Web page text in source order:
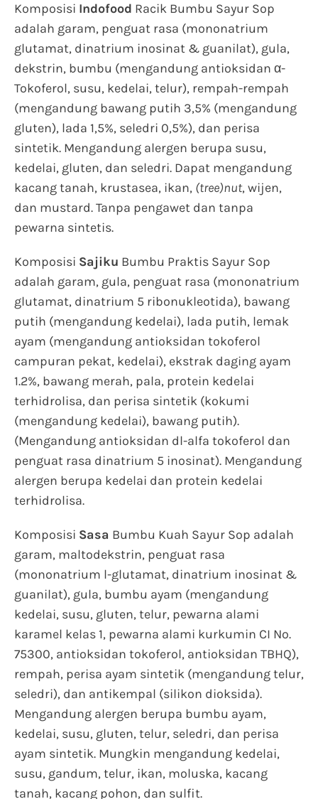
Komposisi Indofood Racik Bumbu Sayur Sop
adalah garam, penguat rasa (mononatrium
glutamat, dinatrium inosinat & guanilat), gula,
dekstrin, bumbu (mengandung antioksidan α-
Tokoferol, susu, kedelai, telur), rempah-rempah
(mengandung bawang putih 3,5% (mengandung
gluten), lada 1,5%, seledri 0,5%), dan perisa
sintetik. Mengandung alergen berupa susu,
kedelai, gluten, dan seledri. Dapat mengandung
kacang tanah, krustasea, ikan, (tree)nut, wijen,
dan mustard. Tanpa pengawet dan tanpa
pewarna sintetis.
Komposisi Sajiku Bumbu Praktis Sayur Sop
adalah garam, gula, penguat rasa (mononatrium
glutamat, dinatrium 5 ribonukleotida), bawang
putih (mengandung kedelai), lada putih, lemak
ayam (mengandung antioksidan tokoferol
campuran pekat, kedelai), ekstrak daging ayam
1.2%, bawang merah, pala, protein kedelai
terhidrolisa, dan perisa sintetik (kokumi
(mengandung kedelai), bawang putih).
(Mengandung antioksidan dl-alfa tokoferol dan
penguat rasa dinatrium 5 inosinat). Mengandung
alergen berupa kedelai dan protein kedelai
terhidrolisa.
Komposisi Sasa Bumbu Kuah Sayur Sop adalah
garam, maltodekstrin, penguat rasa
(mononatrium l-glutamat, dinatrium inosinat &
guanilat), gula, bumbu ayam (mengandung
kedelai, susu, gluten, telur, pewarna alami
karamel kelas 1, pewarna alami kurkumin CI No.
75300, antioksidan tokoferol, antioksidan TBHQ),
rempah, perisa ayam sintetik (mengandung telur,
seledri), dan antikempal (silikon dioksida).
Mengandung alergen berupa bumbu ayam,
kedelai, susu, gluten, telur, seledri, dan perisa
ayam sintetik. Mungkin mengandung kedelai,
susu, gandum, telur, ikan, moluska, kacang
tanah, kacang pohon, dan sulfit.